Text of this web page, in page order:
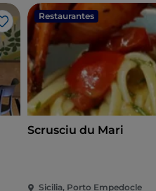
Me gusta
Restaurantes
Scrusciu du Mari
Sicilia, Porto Empedocle